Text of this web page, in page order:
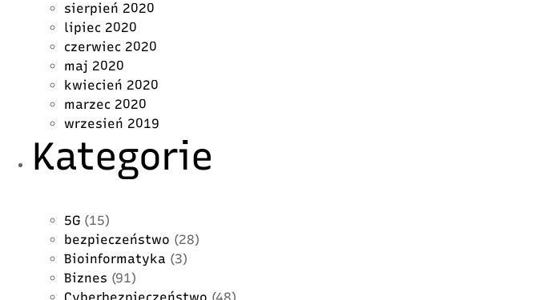
sierpień 2020
lipiec 2020
czerwiec 2020
maj 2020
kwiecień 2020
marzec 2020
wrzesień 2019
Kategorie
5G (15)
bezpieczeństwo (28)
Bioinformatyka (3)
Biznes (91)